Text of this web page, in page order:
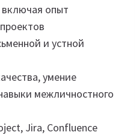
опыт
и устной
умение
межличностного
Jira, Confluence